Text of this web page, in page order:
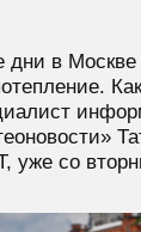
в Москве
уже со